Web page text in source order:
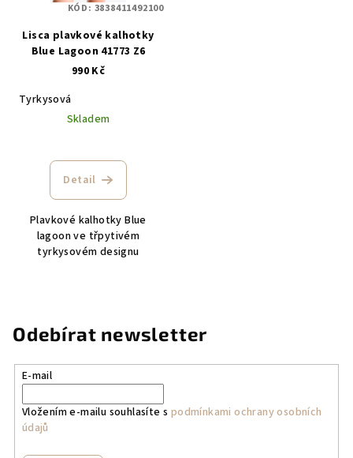
Lisca plavkové kalhotky
Blue Lagoon 41773 Z6
990 Kč
Tyrkysová
Skladem
Detail
Plavkové kalhotky Blue
lagoon ve třpytivém
tyrkysovém designu
KÓD: 3838411492100
Odebírat newsletter
E-mail
Vložením e-mailu souhlasíte s podmínkami ochrany osobních
údajů